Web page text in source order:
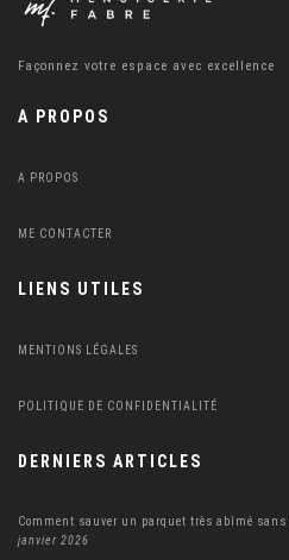
Façonnez votre espace avec excellence
A PROPOS
A PROPOS
ME CONTACTER
LIENS UTILES
MENTIONS LÉGALES
POLITIQUE DE CONFIDENTIALITÉ
DERNIERS ARTICLES
Comment sauver un parquet très abîmé
janvier 2026